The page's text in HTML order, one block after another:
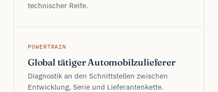
technischer Reife.
POWERTRAIN
Global tätiger Automobilzulieferer
Diagnostik an den Schnittstellen zwischen
Entwicklung, Serie und Lieferantenkette.